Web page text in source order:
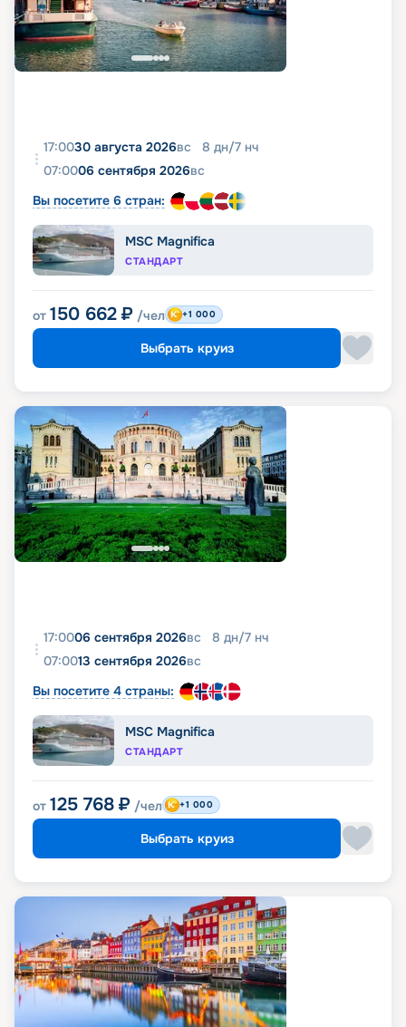
17:0030 августа 2026вс 8 дн/7 нч
07:0006 сентября 2026вс
Вы посетите 6 стран:
MSC Magnifica
СТАНДАРТ
от 150 662 ₽ /чел +1 000
Выбрать круиз
17:0006 сентября 2026вс 8 дн/7 нч
07:0013 сентября 2026вс
Вы посетите 4 страны:
MSC Magnifica
СТАНДАРТ
от 125 768 ₽ /чел +1 000
Выбрать круиз